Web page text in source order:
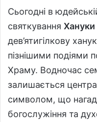
Сьогодні в
святкування Хануки
дев’ятигілкову
пізнішими подіями
Храму. Водночас
залишається
символом, що
богослужіння та